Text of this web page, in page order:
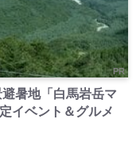
PR
暑地「白馬岩岳マ
イベント＆グルメ